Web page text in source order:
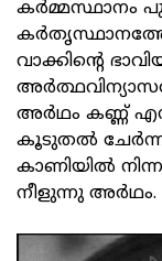
കർമ്മസ്ഥാനം
വാക്കിന്റെ
അർഥം കണ്ണ്
കൂടുതൽ
കാണിയിൽ
നീളുന്നു അർഥം.